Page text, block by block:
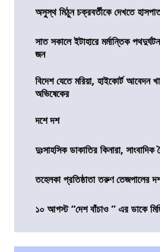
অসুস্থ মিঠুন চক্রবর্তীকে দেখতে
সাত সকালে ইটাহারে মর্মান্তিক
জন
বিদেশ যেতে মরিয়া, হাইকোর্ট আবেদন
অভিষেকের
দশে দশ
দুঃসাহসিক ডাকাতির কিনারা,
তহেলকা প্রতিষ্ঠাতা তরুণ তেজপালের
১০ আগস্ট “দেশ বাঁচাও ” এর ডাকে